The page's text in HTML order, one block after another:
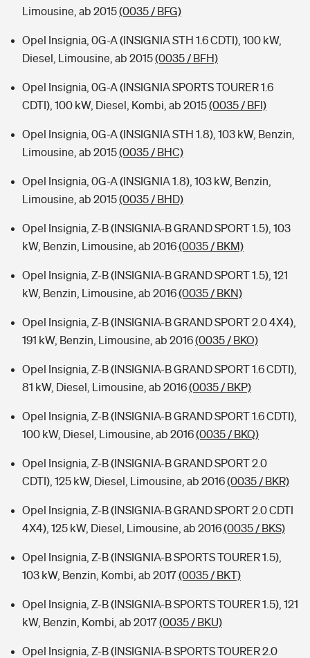
Limousine, ab 2015(0035 / BFG)
Opel Insignia, 0G-A (INSIGNIA STH 1.6 CDTI), 100 kW,
Diesel, Limousine, ab 2015(0035 / BFH)
Opel Insignia, 0G-A (INSIGNIA SPORTS TOURER 1.6
CDTI), 100 kW, Diesel, Kombi, ab 2015(0035 / BFI)
Opel Insignia, 0G-A (INSIGNIA STH 1.8), 103 kW, Benzin,
Limousine, ab 2015(0035 / BHC)
Opel Insignia, 0G-A (INSIGNIA 1.8), 103 kW, Benzin,
Limousine, ab 2015(0035 / BHD)
Opel Insignia, Z-B (INSIGNIA-B GRAND SPORT 1.5), 103
kW, Benzin, Limousine, ab 2016(0035 / BKM)
Opel Insignia, Z-B (INSIGNIA-B GRAND SPORT 1.5), 121
kW, Benzin, Limousine, ab 2016(0035 / BKN)
Opel Insignia, Z-B (INSIGNIA-B GRAND SPORT 2.0 4X4),
191 kW, Benzin, Limousine, ab 2016(0035 / BKO)
Opel Insignia, Z-B (INSIGNIA-B GRAND SPORT 1.6 CDTI),
81 kW, Diesel, Limousine, ab 2016(0035 / BKP)
Opel Insignia, Z-B (INSIGNIA-B GRAND SPORT 1.6 CDTI),
100 kW, Diesel, Limousine, ab 2016(0035 / BKQ)
Opel Insignia, Z-B (INSIGNIA-B GRAND SPORT 2.0
CDTI), 125 kW, Diesel, Limousine, ab 2016(0035 / BKR)
Opel Insignia, Z-B (INSIGNIA-B GRAND SPORT 2.0 CDTI
4X4), 125 kW, Diesel, Limousine, ab 2016(0035 / BKS)
Opel Insignia, Z-B (INSIGNIA-B SPORTS TOURER 1.5),
103 kW, Benzin, Kombi, ab 2017(0035 / BKT)
Opel Insignia, Z-B (INSIGNIA-B SPORTS TOURER 1.5), 121
kW, Benzin, Kombi, ab 2017(0035 / BKU)
Opel Insignia, Z-B (INSIGNIA-B SPORTS TOURER 2.0